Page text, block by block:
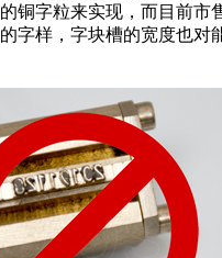
铜字粒来实现，而目前市
字样，字块槽的宽度也对